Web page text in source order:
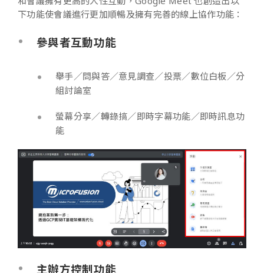
下功能使會議進行更加順暢及擁有完善的線上協作功能：
參與者互動功能
舉手／問與答／意見調查／投票／數位白板／分
組討論室
螢幕分享／轉錄搞／即時字幕功能／即時訊息功
能
主辦方控制功能